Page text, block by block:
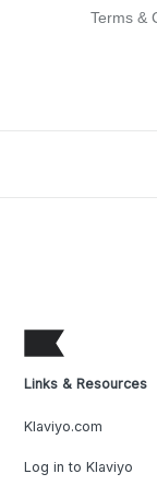
Terms &
Links & Resources
Klaviyo.com
Log in to Klaviyo